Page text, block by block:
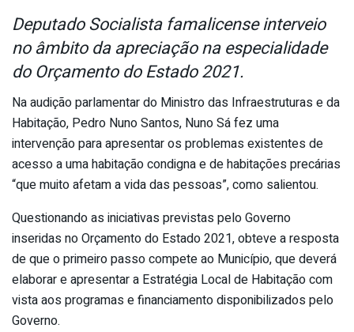
Deputado Socialista famalicense interveio
no âmbito da apreciação na especialidade
do Orçamento do Estado 2021.
Na audição parlamentar do Ministro das Infraestruturas e da
Habitação, Pedro Nuno Santos, Nuno Sá fez uma
intervenção para apresentar os problemas existentes de
acesso a uma habitação condigna e de habitações precárias
“que muito afetam a vida das pessoas”, como salientou.
Questionando as iniciativas previstas pelo Governo
inseridas no Orçamento do Estado 2021, obteve a resposta
de que o primeiro passo compete ao Município, que deverá
elaborar e apresentar a Estratégia Local de Habitação com
vista aos programas e financiamento disponibilizados pelo
Governo.